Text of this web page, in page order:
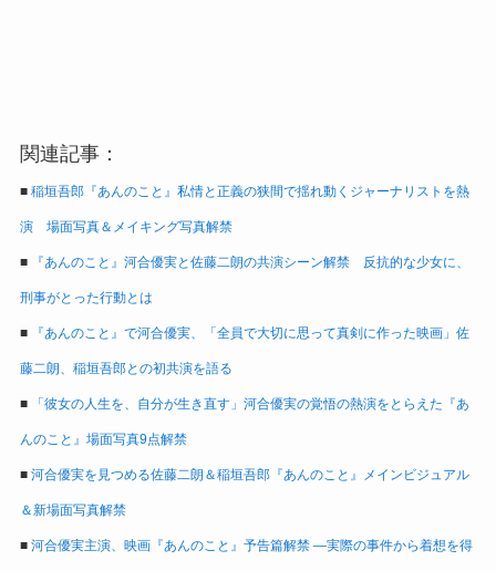
関連記事：
■ 稲垣吾郎『あんのこと』私情と正義の狭間で揺れ動くジャーナリストを熱
演 場面写真＆メイキング写真解禁
■ 『あんのこと』河合優実と佐藤二朗の共演シーン解禁 反抗的な少女に、
刑事がとった行動とは
■ 『あんのこと』で河合優実、「全員で大切に思って真剣に作った映画」佐
藤二朗、稲垣吾郎との初共演を語る
■ 「彼女の人生を、自分が生き直す」河合優実の覚悟の熱演をとらえた『あ
んのこと』場面写真9点解禁
■ 河合優実を見つめる佐藤二朗＆稲垣吾郎『あんのこと』メインビジュアル
＆新場面写真解禁
■ 河合優実主演、映画『あんのこと』予告篇解禁 ―実際の事件から着想を得